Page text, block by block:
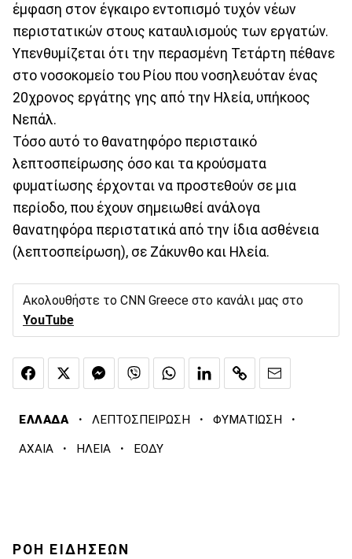
έμφαση στον έγκαιρο εντοπισμό τυχόν νέων
περιστατικών στους καταυλισμούς των εργατών.
Υπενθυμίζεται ότι την περασμένη Τετάρτη πέθανε
στο νοσοκομείο του Ρίου που νοσηλευόταν ένας
20χρονος εργάτης γης από την Ηλεία, υπήκοος
Νεπάλ.
Τόσο αυτό το θανατηφόρο περισταικό
λεπτοσπείρωσης όσο και τα κρούσματα
φυματίωσης έρχονται να προστεθούν σε μια
περίοδο, που έχουν σημειωθεί ανάλογα
θανατηφόρα περιστατικά από την ίδια ασθένεια
(λεπτοσπείρωση), σε Ζάκυνθο και Ηλεία.
Ακολουθήστε το CNN Greece στο κανάλι μας στο
YouTube
ΕΛΛΑΔΑ · ΛΕΠΤΟΣΠΕΙΡΩΣΗ · ΦΥΜΑΤΙΩΣΗ ·
ΑΧΑΙΑ · ΗΛΕΙΑ · ΕΟΔΥ
ΡΟΗ ΕΙΔΗΣΕΩΝ